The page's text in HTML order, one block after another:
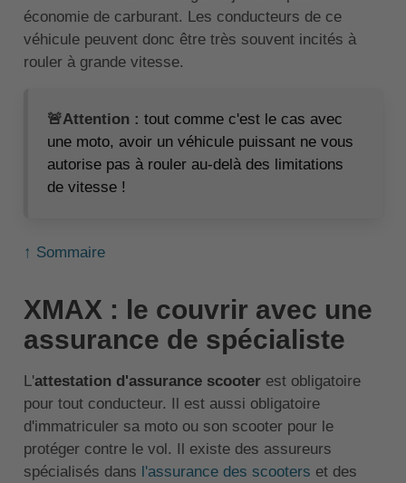
économie de carburant. Les conducteurs de ce
véhicule peuvent donc être très souvent incités à
rouler à grande vitesse.
🚨Attention : tout comme c'est le cas avec
une moto, avoir un véhicule puissant ne vous
autorise pas à rouler au-delà des limitations
de vitesse !
↑ Sommaire
XMAX : le couvrir avec une
assurance de spécialiste
L'attestation d'assurance scooter est obligatoire
pour tout conducteur. Il est aussi obligatoire
d'immatriculer sa moto ou son scooter pour le
protéger contre le vol. Il existe des assureurs
spécialisés dans l'assurance des scooters et des